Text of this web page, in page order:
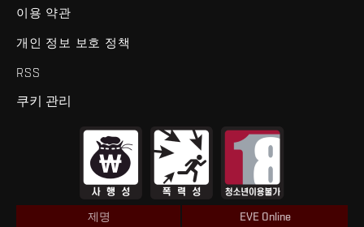
이용 약관
개인 정보 보호 정책
RSS
쿠키 관리
제명 EVE Online